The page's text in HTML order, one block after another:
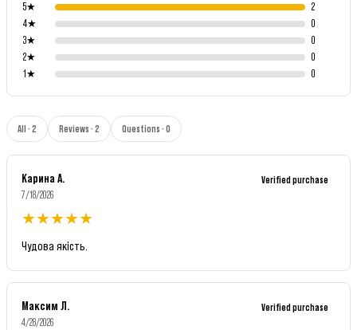
5★
2
4★
0
3★
0
2★
0
1★ 0
All · 2 Reviews · 2 Questions · 0
Карина А.
7/18/2026
Verified purchase
★★★★★
Чудова якість.
Максим Л.
4/28/2026
Verified purchase